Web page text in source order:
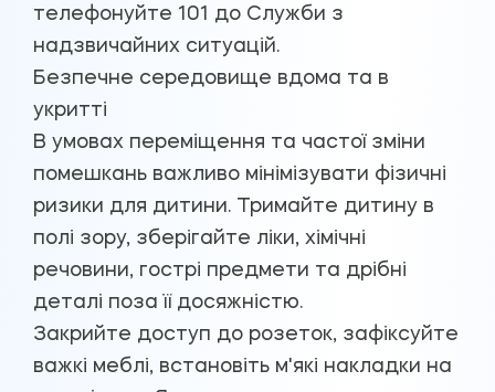
телефонуйте 101 до Служби з
надзвичайних ситуацій.
Безпечне середовище вдома та в
укритті
В умовах переміщення та частої зміни
помешкань важливо мінімізувати фізичні
ризики для дитини. Тримайте дитину в
полі зору, зберігайте ліки, хімічні
речовини, гострі предмети та дрібні
деталі поза її досяжністю.
Закрийте доступ до розеток, зафіксуйте
важкі меблі, встановіть м'які накладки на